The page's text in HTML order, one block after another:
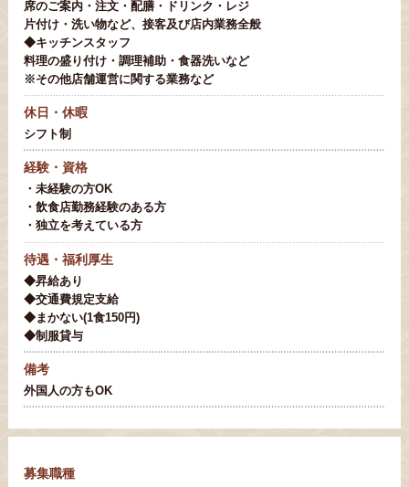
席のご案内・注文・配膳・ドリンク・レジ
片付け・洗い物など、接客及び店内業務全般
◆キッチンスタッフ
料理の盛り付け・調理補助・食器洗いなど
※その他店舗運営に関する業務など
休日・休暇
シフト制
経験・資格
・未経験の方OK
・飲食店勤務経験のある方
・独立を考えている方
待遇・福利厚生
◆昇給あり
◆交通費規定支給
◆まかない(1食150円)
◆制服貸与
備考
外国人の方もOK
募集職種